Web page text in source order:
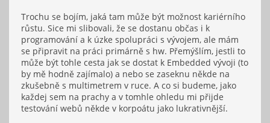
Trochu se bojím, jaká tam může být možnost kariérního
růstu. Sice mi slibovali, že se dostanu občas i k
programování a k úzke spolupráci s vývojem, ale mám
se připravit na práci primárně s hw. Přemýšlím, jestli to
může být tohle cesta jak se dostat k Embedded vývoji (to
by mě hodně zajímalo) a nebo se zaseknu někde na
zkušebně s multimetrem v ruce. A co si budeme, jako
každej sem na prachy a v tomhle ohledu mi přijde
testování webů někde v korpoátu jako lukrativnější.